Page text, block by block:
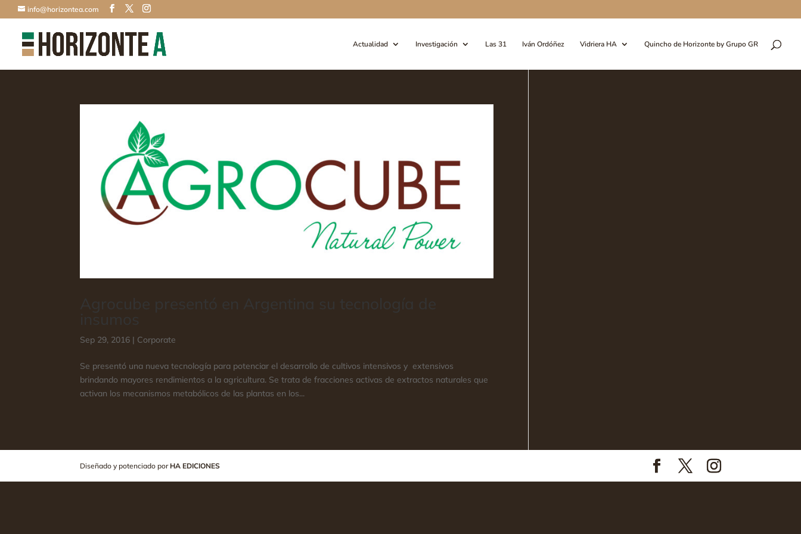
info@horizontea.com
Actualidad Investigación Las 31 Iván Ordóñez Vidriera HA Quincho de Horizonte by Grupo GR
Sep 29, 2016 | Corporate
Se presentó una nueva tecnología para potenciar el desarrollo de cultivos intensivos y extensivos
brindando mayores rendimientos a la agricultura. Se trata de fracciones activas de extractos naturales que
activan los mecanismos metabólicos de las plantas en los...
Diseñado y potenciado por HA EDICIONES